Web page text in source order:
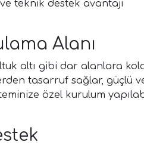
teknik destek avantajı
Alanı
altı gibi dar alanlara
tasarruf sağlar, güçlü
özel kurulum